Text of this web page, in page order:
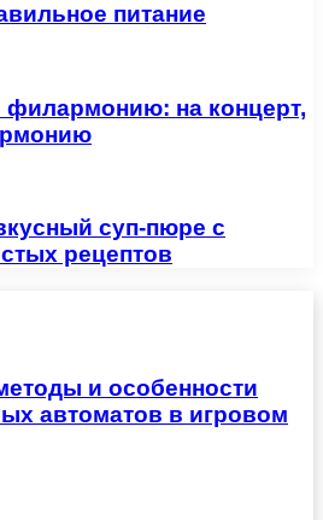
питание
филармонию: на концерт,
суп-пюре с
рецептов
и особенности
автоматов в игровом